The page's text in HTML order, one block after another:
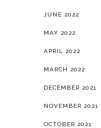
JUNE 2022
MAY 2022
APRIL 2022
MARCH 2022
DECEMBER 2021
NOVEMBER 2021
OCTOBER 2021